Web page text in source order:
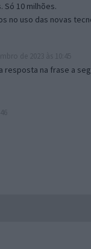
Só 10 milhões.
no uso das novas
resposta na frase a